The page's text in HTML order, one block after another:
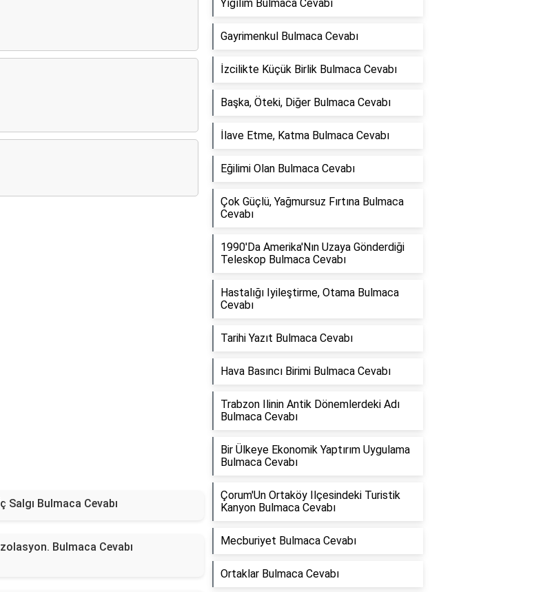
İç Salgı Bulmaca Cevabı
İzolasyon. Bulmaca Cevabı
Yığılım Bulmaca Cevabı
Gayrimenkul Bulmaca Cevabı
İzcilikte Küçük Birlik Bulmaca Cevabı
Başka, Öteki, Diğer Bulmaca Cevabı
İlave Etme, Katma Bulmaca Cevabı
Eğilimi Olan Bulmaca Cevabı
Çok Güçlü, Yağmursuz Fırtına Bulmaca
Cevabı
1990'Da Amerika'Nın Uzaya Gönderdiği
Teleskop Bulmaca Cevabı
Hastalığı Iyileştirme, Otama Bulmaca
Cevabı
Tarihi Yazıt Bulmaca Cevabı
Hava Basıncı Birimi Bulmaca Cevabı
Trabzon Ilinin Antik Dönemlerdeki Adı
Bulmaca Cevabı
Bir Ülkeye Ekonomik Yaptırım Uygulama
Bulmaca Cevabı
Çorum'Un Ortaköy Ilçesindeki Turistik
Kanyon Bulmaca Cevabı
Mecburiyet Bulmaca Cevabı
Ortaklar Bulmaca Cevabı